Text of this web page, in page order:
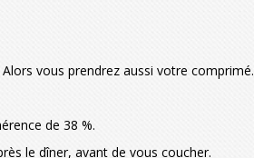
vous prendrez aussi votre comprimé.
de 38 %.
le dîner, avant de vous coucher.